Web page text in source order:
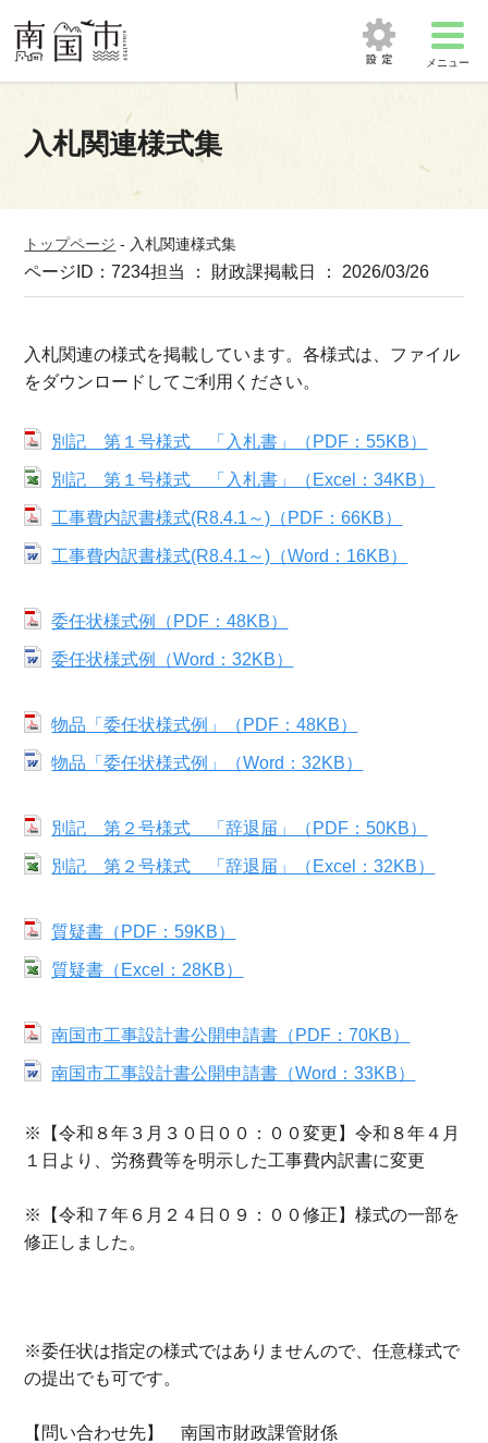
メニュー
入札関連様式集
トップページ - 入札関連様式集
ページID：7234担当 ： 財政課掲載日 ： 2026/03/26
入札関連の様式を掲載しています。各様式は、ファイル
をダウンロードしてご利用ください。
別記 第１号様式 「入札書」（PDF：55KB）
別記 第１号様式 「入札書」（Excel：34KB）
工事費内訳書様式(R8.4.1～)（PDF：66KB）
工事費内訳書様式(R8.4.1～)（Word：16KB）
委任状様式例（PDF：48KB）
委任状様式例（Word：32KB）
物品「委任状様式例」（PDF：48KB）
物品「委任状様式例」（Word：32KB）
別記 第２号様式 「辞退届」（PDF：50KB）
別記 第２号様式 「辞退届」（Excel：32KB）
質疑書（PDF：59KB）
質疑書（Excel：28KB）
南国市工事設計書公開申請書（PDF：70KB）
南国市工事設計書公開申請書（Word：33KB）
※【令和８年３月３０日００：００変更】令和８年４月
１日より、労務費等を明示した工事費内訳書に変更
※【令和７年６月２４日０９：００修正】様式の一部を
修正しました。
※委任状は指定の様式ではありませんので、任意様式で
の提出でも可です。
【問い合わせ先】 南国市財政課管財係